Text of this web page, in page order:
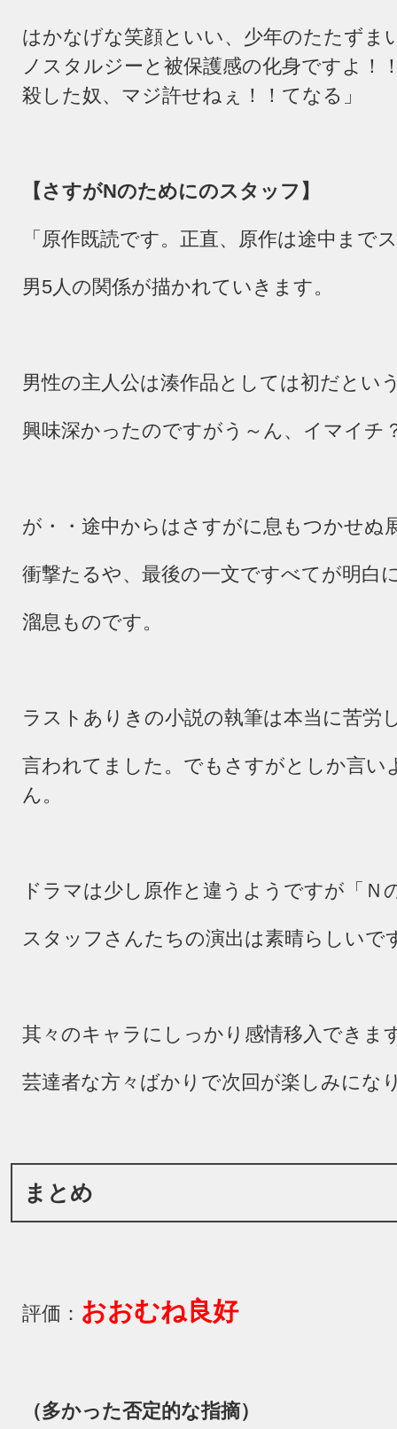
はかなげな笑顔といい、少年のたたずま
ノスタルジーと被保護感の化身ですよ！
殺した奴、マジ許せねぇ！！てなる」
【さすがNのためにのスタッフ】
「原作既読です。正直、原作は途中まで
男5人の関係が描かれていきます。
男性の主人公は湊作品としては初だとい
興味深かったのですがう～ん、イマイチ
が・・途中からはさすがに息もつかせぬ
衝撃たるや、最後の一文ですべてが明白
溜息ものです。
ラストありきの小説の執筆は本当に苦労
言われてました。でもさすがとしか言い
ん。
ドラマは少し原作と違うようですが「Ｎ
スタッフさんたちの演出は素晴らしいで
其々のキャラにしっかり感情移入できま
芸達者な方々ばかりで次回が楽しみにな
まとめ
評価： おおむね良好
（多かった否定的な指摘）